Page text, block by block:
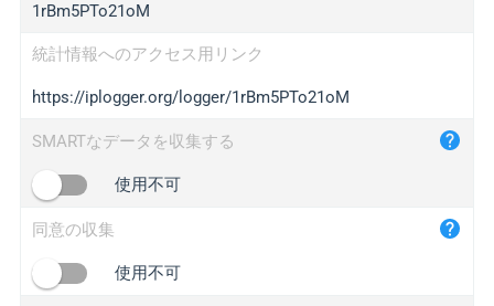
ed.tc
bc.ax
iplogger.com
maper.info
2no.co
yip.su
iplogger.info
1rBm5PTo21oM
統計情報へのアクセス用リンク
https://iplogger.org/logger/1rBm5PTo21oM
SMARTなデータを収集する
使用不可
同意の収集
使用不可